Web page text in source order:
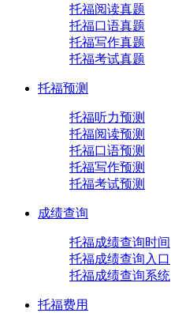
托福阅读真题
托福口语真题
托福写作真题
托福考试真题
托福预测
托福听力预测
托福阅读预测
托福口语预测
托福写作预测
托福考试预测
成绩查询
托福成绩查询时间
托福成绩查询入口
托福成绩查询系统
托福费用